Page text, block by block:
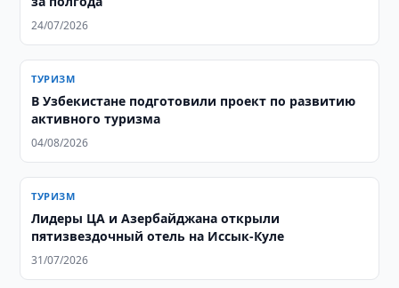
24/07/2026
ТУРИЗМ
В Узбекистане подготовили проект по развитию
активного туризма
04/08/2026
ТУРИЗМ
Лидеры ЦА и Азербайджана открыли
пятизвездочный отель на Иссык-Куле
31/07/2026